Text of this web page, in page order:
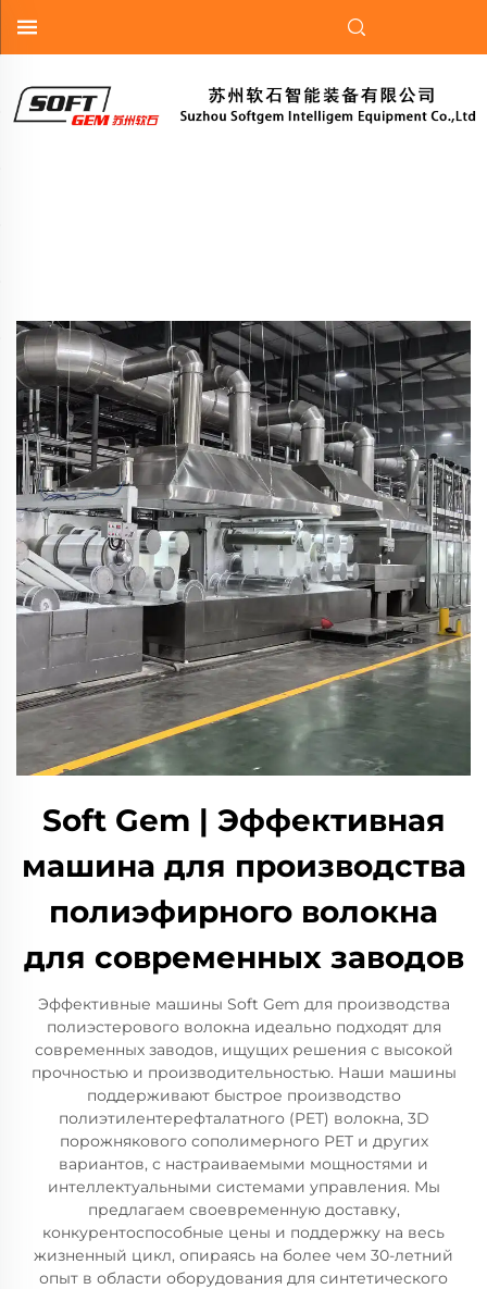
Soft Gem | Эффективная
машина для производства
полиэфирного волокна
для современных заводов
Эффективные машины Soft Gem для производства
полиэстерового волокна идеально подходят для
современных заводов, ищущих решения с высокой
прочностью и производительностью. Наши машины
поддерживают быстрое производство
полиэтилентерефталатного (PET) волокна, 3D
порожнякового сополимерного PET и других
вариантов, с настраиваемыми мощностями и
интеллектуальными системами управления. Мы
предлагаем своевременную доставку,
конкурентоспособные цены и поддержку на весь
жизненный цикл, опираясь на более чем 30-летний
опыт в области оборудования для синтетического